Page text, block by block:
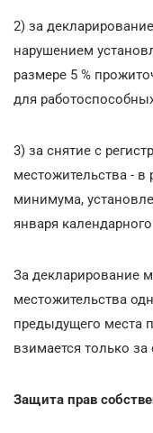
2) за
нарушением
размере 5 %
для
3) за снятие с
местожительства - в
минимума,
января календарного
За декларирование
местожительства
предыдущего места
взимается только
Защита прав